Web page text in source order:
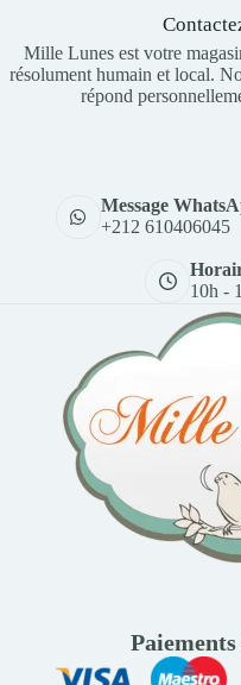
Mille Lunes est votre
résolument humain et local.
répond
Message
+212 610406045
10h -